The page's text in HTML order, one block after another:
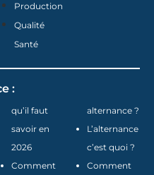
Production
Qualité
Santé
:
qu’il faut
savoir en
2026
Comment
alternance ?
L’alternance
c’est quoi ?
Comment